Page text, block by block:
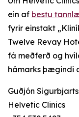
ein af bestu
fyrir einstakt
Twelve Revay
fá meðferð og
hámarks þægindi
Guðjón
Helvetic Clinics